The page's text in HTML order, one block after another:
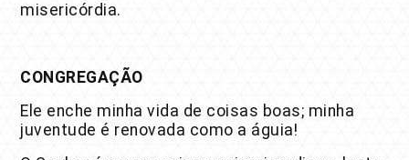
misericórdia.
CONGREGAÇÃO
Ele enche minha vida de coisas boas; minha
juventude é renovada como a águia!